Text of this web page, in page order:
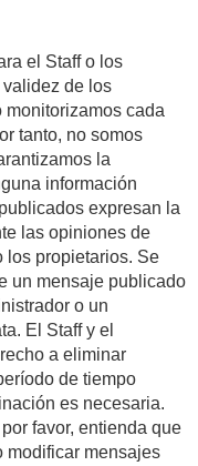
el Staff o los
validez de los
monitorizamos cada
tanto, no somos
la
información
expresan la
las opiniones de
los propietarios. Se
un mensaje publicado
o un
El Staff y el
a eliminar
de tiempo
es necesaria.
favor, entienda que
modificar mensajes